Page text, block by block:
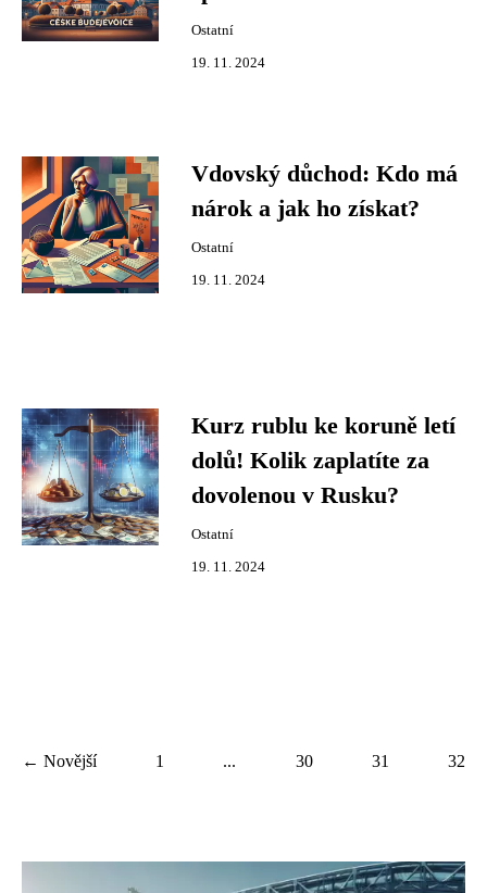
Ostatní
19. 11. 2024
Vdovský důchod: Kdo má
nárok a jak ho získat?
Ostatní
19. 11. 2024
Kurz rublu ke koruně letí
dolů! Kolik zaplatíte za
dovolenou v Rusku?
Ostatní
19. 11. 2024
← Novější 1 ... 30 31 32